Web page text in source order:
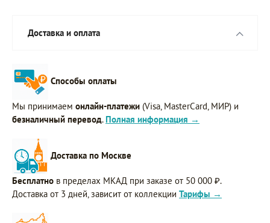
Доставка и оплата
Способы оплаты
Мы принимаем онлайн-платежи (Visa, MasterCard, МИР) и
безналичный перевод. Полная информация →
Доставка по Москве
Бесплатно в пределах МКАД при заказе от 50 000 ₽.
Доставка от 3 дней, зависит от коллекции Тарифы →